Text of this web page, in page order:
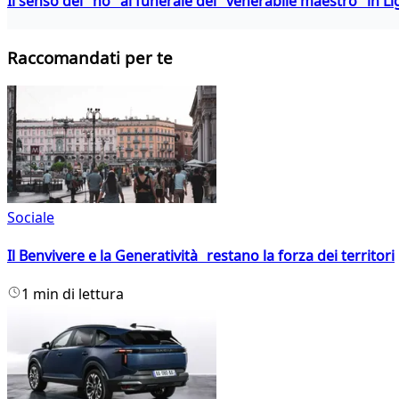
Raccomandati per te
Sociale
Il Benvivere e la Generatività restano la forza dei territori
1 min di lettura